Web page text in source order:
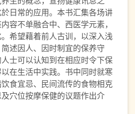
日常的应用。本书汇集各场讲
容不单融合中、西医学元素，
希望藉着前人古训，以深入浅
述因人、因时制宜的保养守
士可以认知到在相应时令下保
在生活中实践。书中同时就寒
食宜忌、民间流传的食物相克
穴位按摩保健的议题作出介